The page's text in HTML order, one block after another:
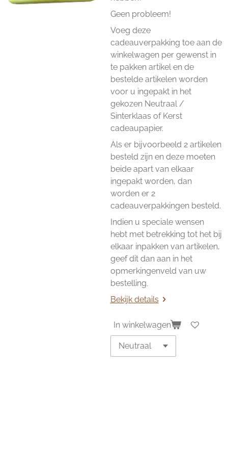
Geen probleem!
Voeg deze
cadeauverpakking toe aan de
winkelwagen per gewenst in
te pakken artikel en de
bestelde artikelen worden
voor u ingepakt in het
gekozen Neutraal /
Sinterklaas of Kerst
cadeaupapier.
Als er bijvoorbeeld 2 artikelen
besteld zijn en deze moeten
beide apart van elkaar
ingepakt worden, dan
worden er 2
cadeauverpakkingen besteld.
Indien u speciale wensen
hebt met betrekking tot het bij
elkaar inpakken van artikelen,
geef dit dan aan in het
opmerkingenveld van uw
bestelling.
Bekijk details
In winkelwagen